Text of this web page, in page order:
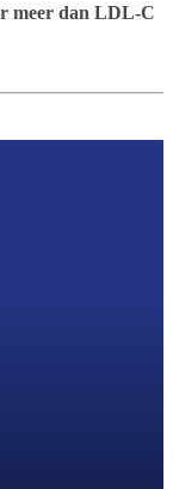
meer dan LDL-C